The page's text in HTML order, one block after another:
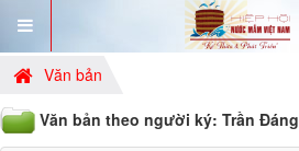
Văn bản
Văn bản theo người ký: Trần Đáng